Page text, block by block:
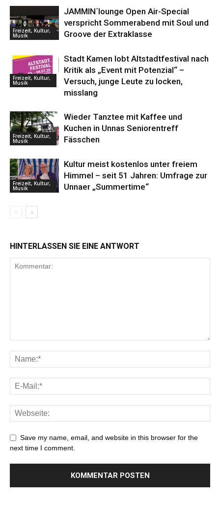
Freizeit, Kultur,
Musik
JAMMIN´lounge Open Air-Special
verspricht Sommerabend mit Soul und
Groove der Extraklasse
Freizeit, Kultur,
Musik
Stadt Kamen lobt Altstadtfestival nach
Kritik als „Event mit Potenzial“ –
Versuch, junge Leute zu locken,
misslang
Freizeit, Kultur,
Musik
Wieder Tanztee mit Kaffee und
Kuchen in Unnas Seniorentreff
Fässchen
Freizeit, Kultur,
Musik
Kultur meist kostenlos unter freiem
Himmel – seit 51 Jahren: Umfrage zur
Unnaer „Summertime“
HINTERLASSEN SIE EINE ANTWORT
Save my name, email, and website in this browser for the
next time I comment.